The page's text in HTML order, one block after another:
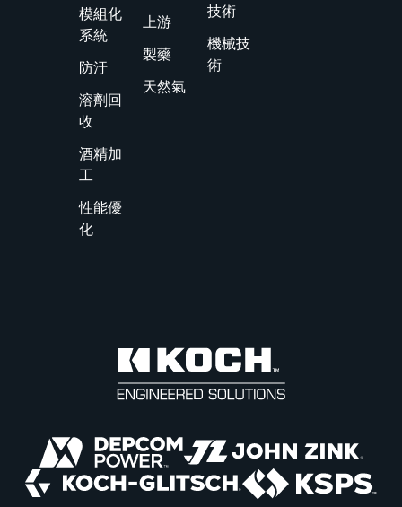
模組化
系統
防汙
溶劑回
收
酒精加
工
性能優
化
上游
製藥
天然氣
技術
機械技
術